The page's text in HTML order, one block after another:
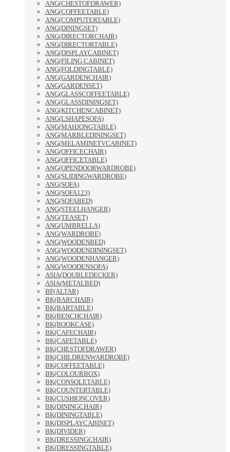
ANG(CHESTOFDRAWER)
ANG(COFFEETABLE)
ANG(COMPUTERTABLE)
ANG(DININGSET)
ANG(DIRECTORCHAIR)
ANG(DIRECTORTABLE)
ANG(DISPLAYCABINET)
ANG(FILING CABINET)
ANG(FOLDINGTABLE)
ANG(GARDENCHAIR)
ANG(GARDENSET)
ANG(GLASSCOFFEETABLE)
ANG(GLASSDININGSET)
ANG(KITCHENCABINET)
ANG(LSHAPESOFA)
ANG(MAHJONGTABLE)
ANG(MARBLEDININGSET)
ANG(MELAMINETVCABINET)
ANG(OFFICECHAIR)
ANG(OFFICETABLE)
ANG(OPENDOORWARDROBE)
ANG(SLIDINGWARDROBE)
ANG(SOFA)
ANG(SOFA123)
ANG(SOFABED)
ANG(STEELHANGER)
ANG(TEASET)
ANG(UMBRELLA)
ANG(WARDROBE)
ANG(WOODENBED)
ANG(WOODENDININGSET)
ANG(WOODENHANGER)
ANG(WOODENSOFA)
ASIA(DOUBLEDECKER)
ASIA(METALBED)
BF(ALTAR)
BK(BARCHAIR)
BK(BARTABLE)
BK(BENCHCHAIR)
BK(BOOKCASE)
BK(CAFECHAIR)
BK(CAFETABLE)
BK(CHESTOFDRAWER)
BK(CHILDRENWARDROBE)
BK(COFFEETABLE)
BK(COLOURBOX)
BK(CONSOLETABLE)
BK(COUNTERTABLE)
BK(CUSHIONCOVER)
BK(DININGCHAIR)
BK(DININGTABLE)
BK(DISPLAYCABINET)
BK(DIVIDER)
BK(DRESSINGCHAIR)
BK(DRESSINGTABLE)